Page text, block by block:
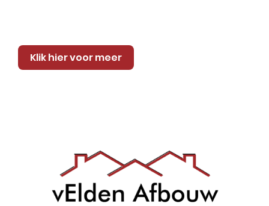
Klik hier voor meer